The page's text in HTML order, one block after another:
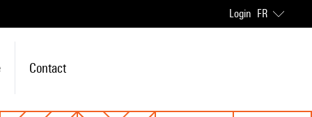
Login FR
Contact